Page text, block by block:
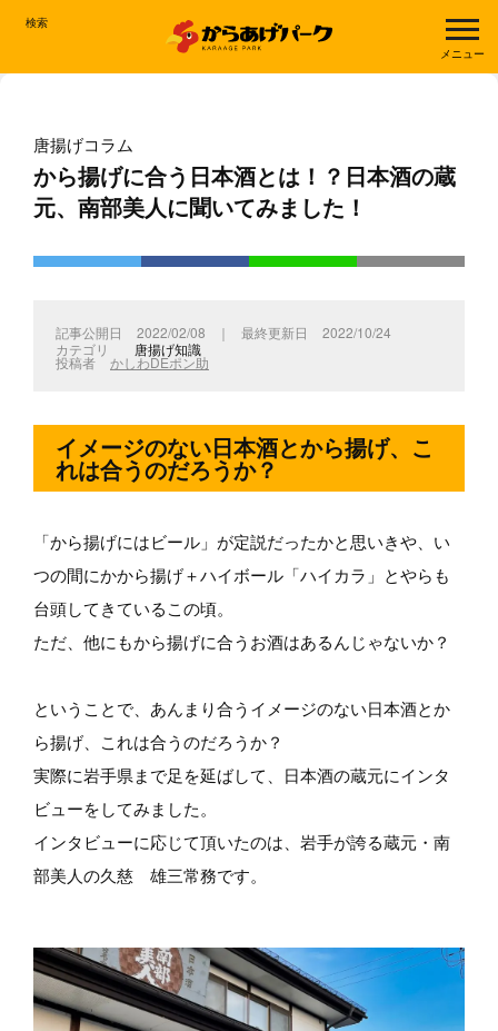
検索
メニュー
唐揚げコラム
から揚げに合う日本酒とは！？日本酒の蔵
元、南部美人に聞いてみました！
2022/02/08 ｜
2022/10/24
唐揚げ知識
かしわDEポン助
イメージのない日本酒とから揚げ、こ
れは合うのだろうか？
「から揚げにはビール」が定説だったかと思いきや、い
つの間にかから揚げ＋ハイボール「ハイカラ」とやらも
台頭してきているこの頃。
ただ、他にもから揚げに合うお酒はあるんじゃないか？
ということで、あんまり合うイメージのない日本酒とか
ら揚げ、これは合うのだろうか？
実際に岩手県まで足を延ばして、日本酒の蔵元にインタ
ビューをしてみました。
インタビューに応じて頂いたのは、岩手が誇る蔵元・南
部美人の久慈 雄三常務です。